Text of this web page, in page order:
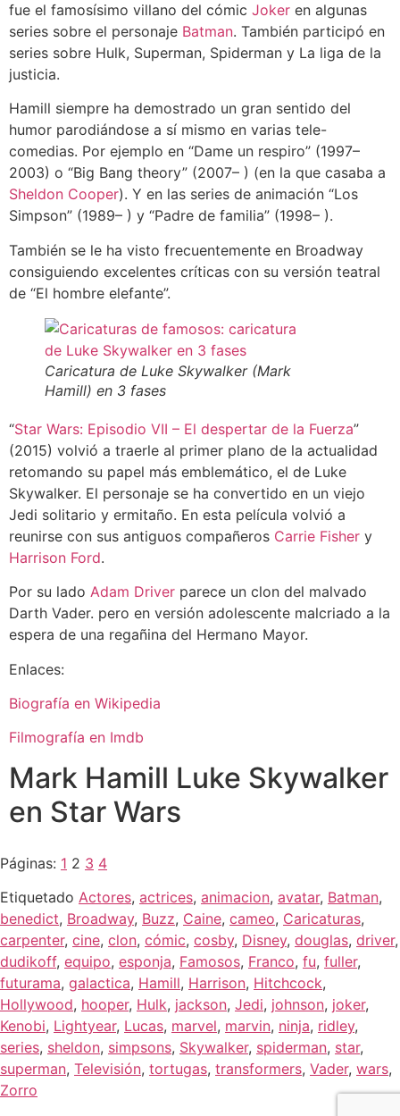
fue el famosísimo villano del cómic Joker en algunas
series sobre el personaje Batman. También participó en
series sobre Hulk, Superman, Spiderman y La liga de la
justicia.
Hamill siempre ha demostrado un gran sentido del
humor parodiándose a sí mismo en varias tele-
comedias. Por ejemplo en “Dame un respiro” (1997–
2003) o “Big Bang theory” (2007– ) (en la que casaba a
Sheldon Cooper). Y en las series de animación “Los
Simpson” (1989– ) y “Padre de familia” (1998– ).
También se le ha visto frecuentemente en Broadway
consiguiendo excelentes críticas con su versión teatral
de “El hombre elefante”.
Caricatura de Luke Skywalker (Mark
Hamill) en 3 fases
“Star Wars: Episodio VII – El despertar de la Fuerza”
(2015) volvió a traerle al primer plano de la actualidad
retomando su papel más emblemático, el de Luke
Skywalker. El personaje se ha convertido en un viejo
Jedi solitario y ermitaño. En esta película volvió a
reunirse con sus antiguos compañeros Carrie Fisher y
Harrison Ford.
Por su lado Adam Driver parece un clon del malvado
Darth Vader. pero en versión adolescente malcriado a la
espera de una regañina del Hermano Mayor.
Enlaces:
Biografía en Wikipedia
Filmografía en Imdb
Mark Hamill Luke Skywalker
en Star Wars
Páginas: 1 2 3 4
Etiquetado Actores, actrices, animacion, avatar, Batman,
benedict, Broadway, Buzz, Caine, cameo, Caricaturas,
carpenter, cine, clon, cómic, cosby, Disney, douglas, driver,
dudikoff, equipo, esponja, Famosos, Franco, fu, fuller,
futurama, galactica, Hamill, Harrison, Hitchcock,
Hollywood, hooper, Hulk, jackson, Jedi, johnson, joker,
Kenobi, Lightyear, Lucas, marvel, marvin, ninja, ridley,
series, sheldon, simpsons, Skywalker, spiderman, star,
superman, Televisión, tortugas, transformers, Vader, wars,
Zorro